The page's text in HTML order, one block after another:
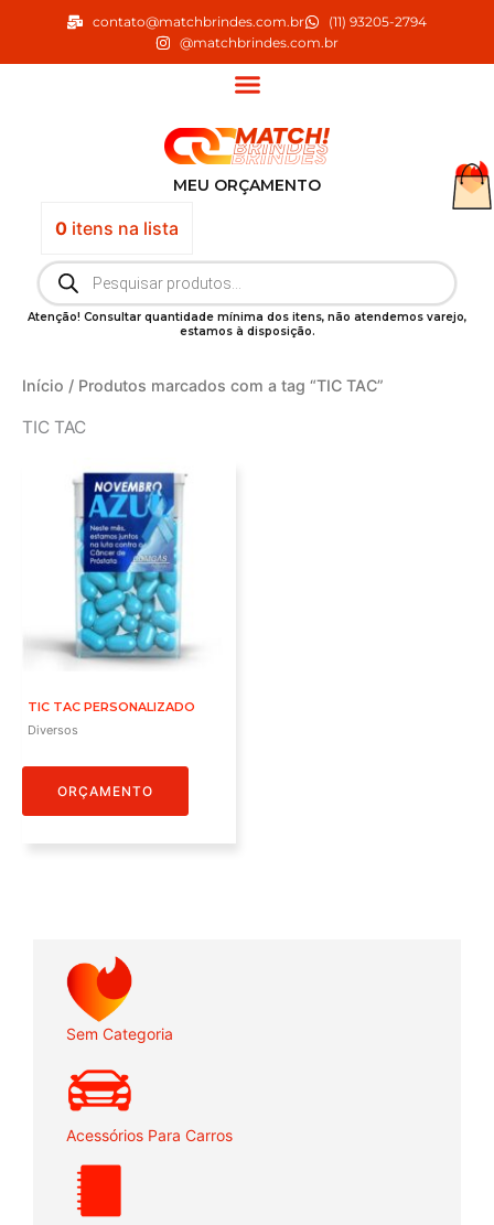
o
contato@matchbrindes.com.br
(11) 93205-2794
@matchbrindes.com.br
MEU ORÇAMENTO
0itens na lista
Pesquisar
produtos
Atenção! Consultar quantidade mínima dos itens, não atendemos varejo,
estamos à disposição.
Sem Categoria
Acessórios Para Carros
Início / Produtos marcados com a tag “TIC TAC”
TIC TAC
TIC TAC PERSONALIZADO
Diversos
ORÇAMENTO